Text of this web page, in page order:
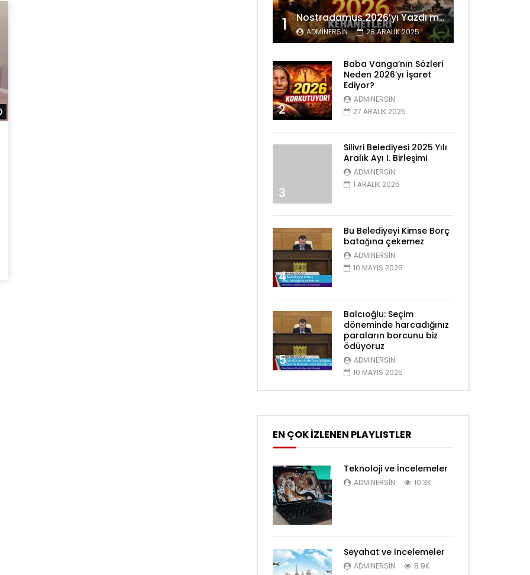
1 Nostradamus 2026’yı Yazdı mı? Tüyler Ürperten Kehanetler
ADMINERSIN 28 ARALIK 2025
2
Baba Vanga’nın Sözleri
Neden 2026’yı İşaret
Ediyor?
ADMINERSIN
27 ARALIK 2025
3
Silivri Belediyesi 2025 Yılı
Aralık Ayı I. Birleşimi
ADMINERSIN
1 ARALIK 2025
4
Bu Belediyeyi Kimse Borç
batağına çekemez
ADMINERSIN
10 MAYIS 2025
5
Balcıoğlu: Seçim
döneminde harcadığınız
paraların borcunu biz
ödüyoruz
ADMINERSIN
10 MAYIS 2025
EN ÇOK İZLENEN PLAYLISTLER
Teknoloji ve İncelemeler
ADMINERSIN 10.3K
Seyahat ve İncelemeler
ADMINERSIN 8.9K